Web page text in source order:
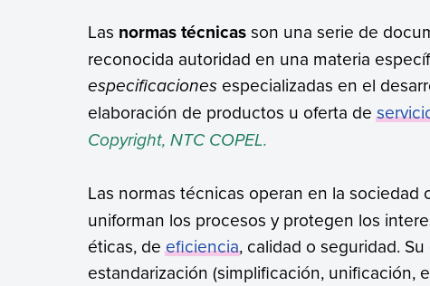
Las normas técnicasson una serie de
reconocida autoridad en una materia
especificacionesespecializadas en el
elaboración de productos u oferta de
Copyright, NTC COPEL.
Las normas técnicas operan en la sociedad
uniforman los procesos y protegen los
éticas, deeficiencia, calidad o seguridad.
estandarización (simplificación, unificación,